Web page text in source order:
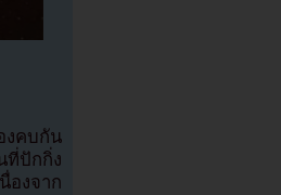
งคบกัน
ที่ปักกิ่ง
งจาก